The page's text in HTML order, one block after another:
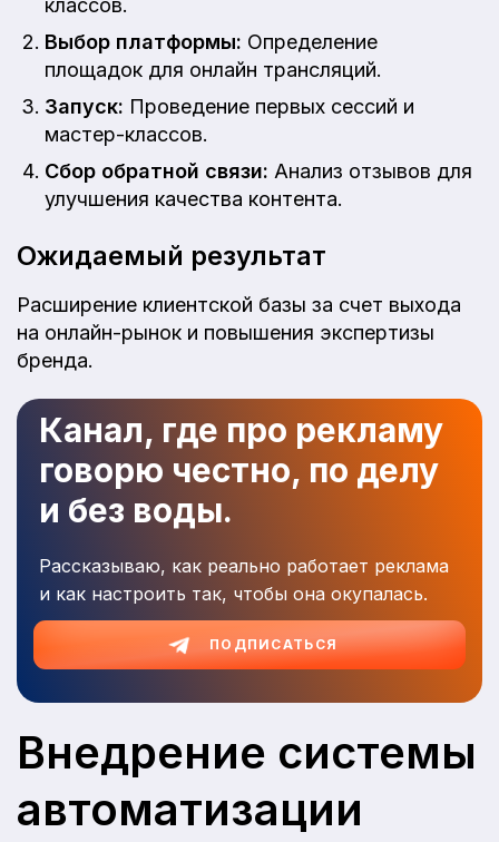
классов.
Выбор платформы: Определение
площадок для онлайн трансляций.
Запуск: Проведение первых сессий и
мастер-классов.
Сбор обратной связи: Анализ отзывов для
улучшения качества контента.
Ожидаемый результат
Расширение клиентской базы за счет выхода
на онлайн-рынок и повышения экспертизы
бренда.
Канал, где про рекламу
говорю честно, по делу
и без воды.
Рассказываю, как реально работает реклама
и как настроить так, чтобы она окупалась.
ПОДПИСАТЬСЯ
Внедрение системы
автоматизации